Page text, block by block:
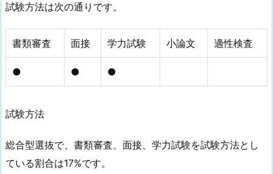
試験方法は次の通りです。
書類審査 面接 学力試験 小論文 適性検査
● ● ●
試験方法
総合型選抜で、書類審査、面接、学力試験を試験方法とし
ている割合は17%です。